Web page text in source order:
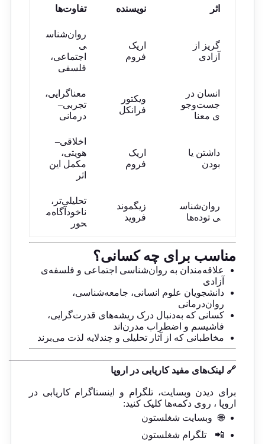
اثر نویسنده تفاوت‌ها
گریز از
آزادی
اریک
فروم
روان‌شناس
ی
اجتماعی،
فلسفی
انسان در
جست‌وجو
ی معنا
ویکتور
فرانکل
معناگرایی،
تجربی–
درمانی
داشتن یا
بودن
اریک
فروم
اخلاقی–
هویتی،
مکمل این
اثر
روان‌شناس
ی توده‌ها
زیگموند
فروید
تحلیلی‌تر،
ناخودآگاه‌م
حور
مناسب برای چه کسانی؟
علاقه‌مندان به روان‌شناسی اجتماعی و فلسفه‌ی
آزادی
دانشجویان علوم انسانی، جامعه‌شناسی،
روان‌درمانی
کسانی که به‌دنبال درک ریشه‌های قدرت‌گرایی،
فاشیسم و اضطراب مدرن‌اند
مخاطبانی که از آثار تحلیلی و چندلایه لذت می‌برند
————————————————————————
🔗 لینک‌های مفید کاریابی در اروپا
برای دیدن وبسایت، تلگرام و اینستاگرام کاریابی در
اروپا ، روی دکمه‌ها کلیک کنید:
🌐
وبسایت شغلستون
📲
تلگرام شغلستون